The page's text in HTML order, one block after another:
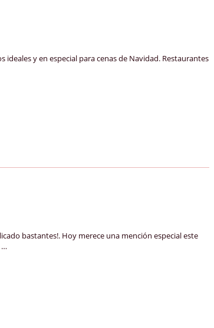
ideales y en especial para cenas de Navidad. Restaurantes
bastantes!. Hoy merece una mención especial este
…